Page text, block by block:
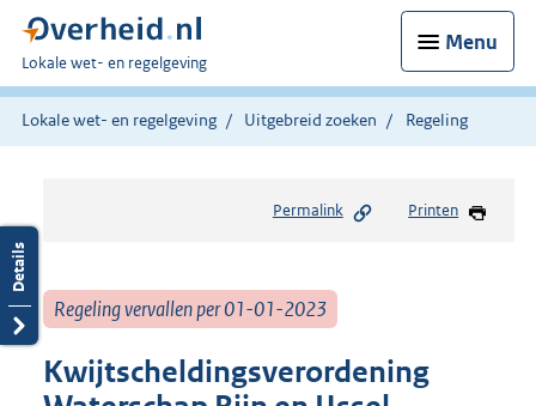
Menu
U
bent
hier:
Lokale wet- en regelgeving
Lokale wet- en regelgeving Uitgebreid zoeken Regeling
Permalink Printen
Regeling vervallen per 01-01-2023
Kwijtscheldingsverordening